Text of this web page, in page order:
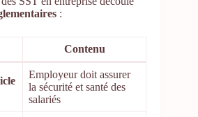
:
Contenu
Employeur doit assurer
la sécurité et santé des
salariés